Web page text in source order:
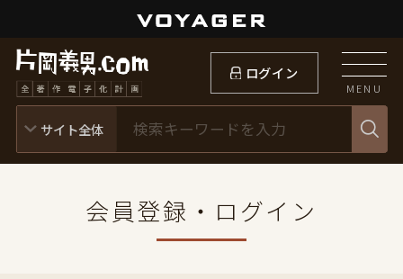
ログイン
MENU
会員登録・ログイン